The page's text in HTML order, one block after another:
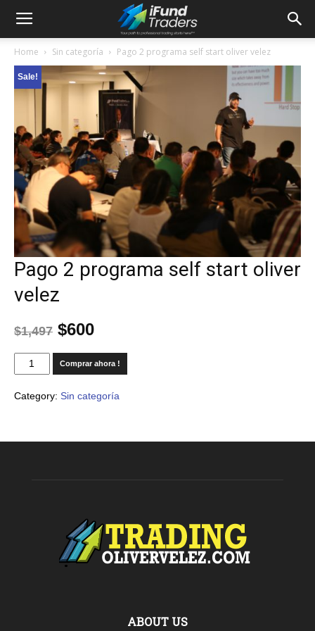
Home Sin categoría Pago 2 programa self start oliver velez
Sale!
Pago 2 programa self start oliver
velez
$1,497 $600
Comprar ahora !
Category: Sin categoría
ABOUT US